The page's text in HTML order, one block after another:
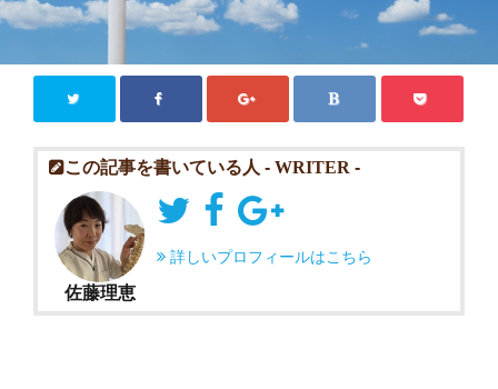
この記事を書いている人 - WRITER -
佐藤理恵
詳しいプロフィールはこちら